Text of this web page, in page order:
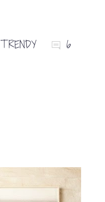
TRENDY 6